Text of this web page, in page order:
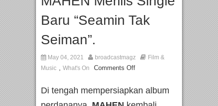
Jakarta dengan Ribuan Mainan dan Produk Bayi dari Seluruh Dunia,
Baru “Seamin Tak
Seiman”.
May 04, 2021 broadcastmagz
Film &
Music , What's On Comments Off
Di tengah mempersiapkan album